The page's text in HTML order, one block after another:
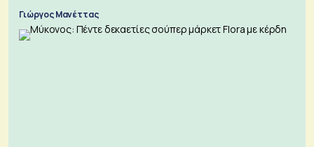
Γιώργος Μανέττας